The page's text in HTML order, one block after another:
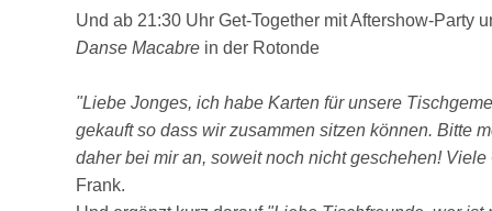
Und ab 21:30 Uhr Get-Together mit Aftershow-Party
Danse Macabre in der Rotonde
"Liebe Jonges, ich habe Karten für unsere
gekauft so dass wir zusammen sitzen können. Bitte
daher bei mir an, soweit noch nicht geschehen!
Frank.